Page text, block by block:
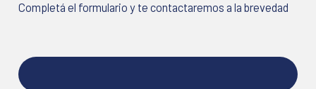
Completá el formulario y te contactaremos a la brevedad